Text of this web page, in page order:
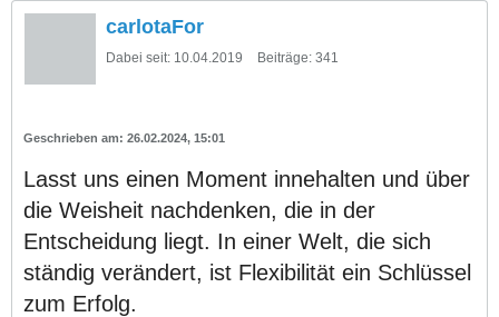
carlotaFor
Dabei seit: 10.04.2019 Beiträge: 341
26.02.2024, 15:01
Lasst uns einen Moment innehalten und über
die Weisheit nachdenken, die in der
Entscheidung liegt. In einer Welt, die sich
ständig verändert, ist Flexibilität ein Schlüssel
zum Erfolg.